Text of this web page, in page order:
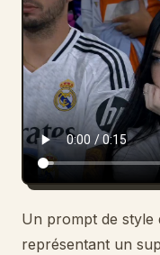
Invites
Tarifs
Télécharger
Blog
Mises à jour
Un prompt de style
représentant un